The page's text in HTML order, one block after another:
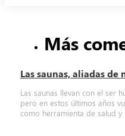
Más
Las saunas, aliadas de
Las saunas llevan con el ser
pero en estos últimos años
como herramienta de salud